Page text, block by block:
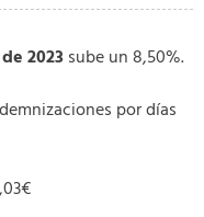
2023sube un 8,50%.
por días